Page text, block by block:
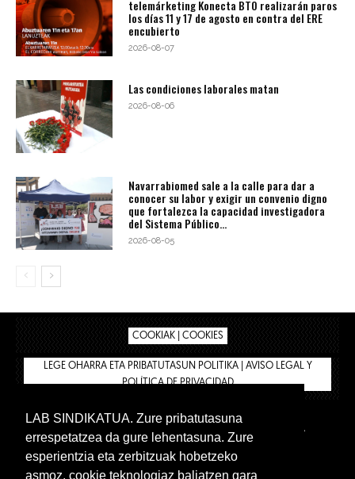
telemárketing Konecta BTO realizarán paros
los días 11 y 17 de agosto en contra del ERE
encubierto
2026-08-07
Las condiciones laborales matan
2026-08-06
Navarrabiomed sale a la calle para dar a
conocer su labor y exigir un convenio digno
que fortalezca la capacidad investigadora
del Sistema Público...
2026-08-05
COOKIAK | COOKIES
LEGE OHARRA ETA PRIBATUTASUN POLITIKA | AVISO LEGAL Y
POLÍTICA DE PRIVACIDAD
BIZILAN.EUS
TIENDA
INTRANET 🔑
Euskera Castellano
LAB SINDIKATUA. Zure pribatutasuna
errespetatzea da gure lehentasuna. Zure
esperientzia eta zerbitzuak hobetzeko
asmoz, cookie teknologiaz baliatzen gara